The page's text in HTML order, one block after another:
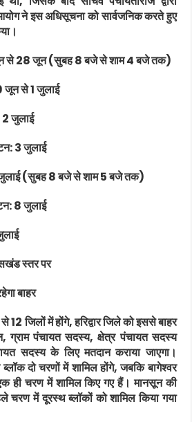
ने इस अधिसूचना को सार्वजनिक करते हुए
से 28 जून (सुबह 8 बजे से शाम 4 बजे तक)
जून से 1 जुलाई
2 जुलाई
3 जुलाई
(सुबह 8 बजे से शाम 5 बजे तक)
8 जुलाई
स्तर पर
बाहर
12 जिलों में होंगे, हरिद्वार जिले को इससे बाहर
ग्राम पंचायत सदस्य, क्षेत्र पंचायत सदस्य
सदस्य के लिए मतदान कराया जाएगा।
दो चरणों में शामिल होंगे, जबकि बागेश्वर
ही चरण में शामिल किए गए हैं। मानसून की
में दूरस्थ ब्लॉकों को शामिल किया गया